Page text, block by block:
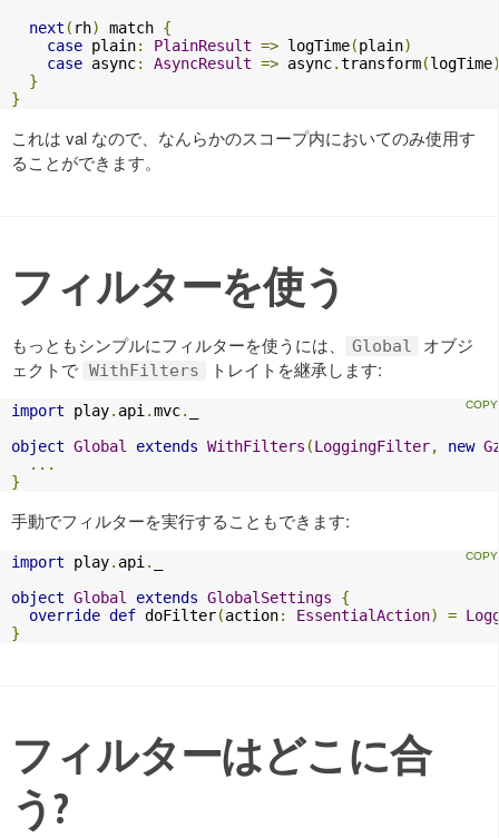
next ( rh) match {
case plain: PlainResult => logTime(plain)
case async: AsyncResult => async.transform(logTime
}
}
これは val なので、なんらかのスコープ内においてのみ使用す
ることができます。
フィルターを使う
もっともシンプルにフィルターを使うには、 Global
オブジ
ェクトで WithFilters トレイトを継承します:
import play. api.mvc.
object Global extends WithFilters (LoggingFilter, new
...
}
手動でフィルターを実行することもできます:
import play. api.
object Global extends GlobalSettings
{
override def doFilter(action: EssentialAction) =
}
フィルターはどこに合
う?